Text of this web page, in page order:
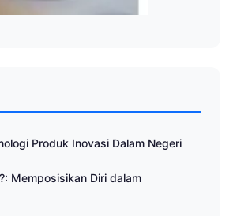
Produk Inovasi Dalam Negeri
Memposisikan Diri dalam